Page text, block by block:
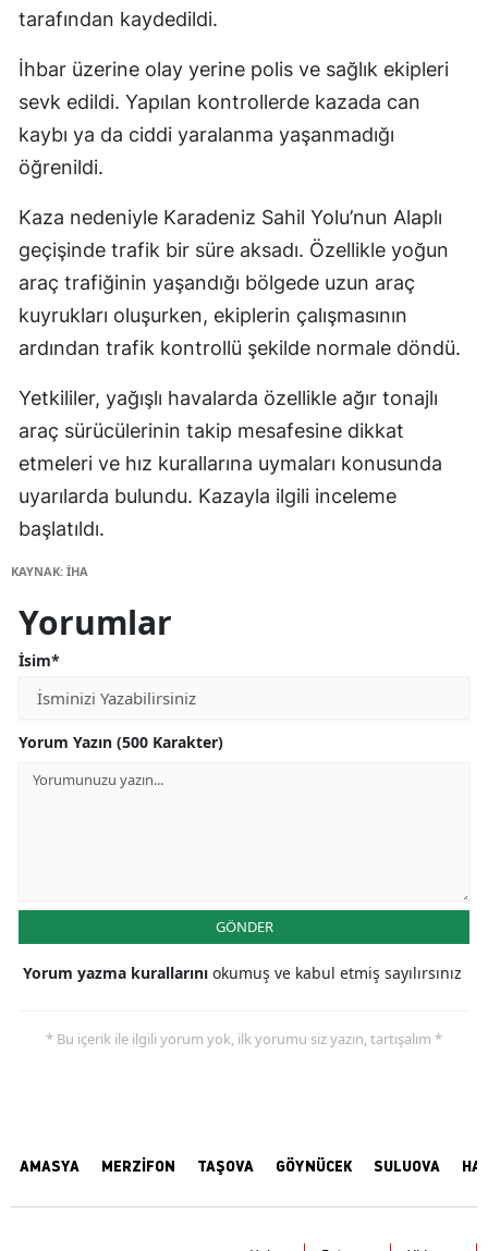
tarafından kaydedildi.
İhbar üzerine olay yerine polis ve sağlık ekipleri
sevk edildi. Yapılan kontrollerde kazada can
kaybı ya da ciddi yaralanma yaşanmadığı
öğrenildi.
Kaza nedeniyle Karadeniz Sahil Yolu’nun Alaplı
geçişinde trafik bir süre aksadı. Özellikle yoğun
araç trafiğinin yaşandığı bölgede uzun araç
kuyrukları oluşurken, ekiplerin çalışmasının
ardından trafik kontrollü şekilde normale döndü.
Yetkililer, yağışlı havalarda özellikle ağır tonajlı
araç sürücülerinin takip mesafesine dikkat
etmeleri ve hız kurallarına uymaları konusunda
uyarılarda bulundu. Kazayla ilgili inceleme
başlatıldı.
KAYNAK: İHA
Yorumlar
İsim*
Yorum Yazın (500 Karakter)
GÖNDER
Yorum yazma kurallarını okumuş ve kabul etmiş sayılırsınız
* Bu içerik ile ilgili yorum yok, ilk yorumu siz yazın, tartışalım *
AMASYA MERZİFON TAŞOVA GÖYNÜCEK SULUOVA